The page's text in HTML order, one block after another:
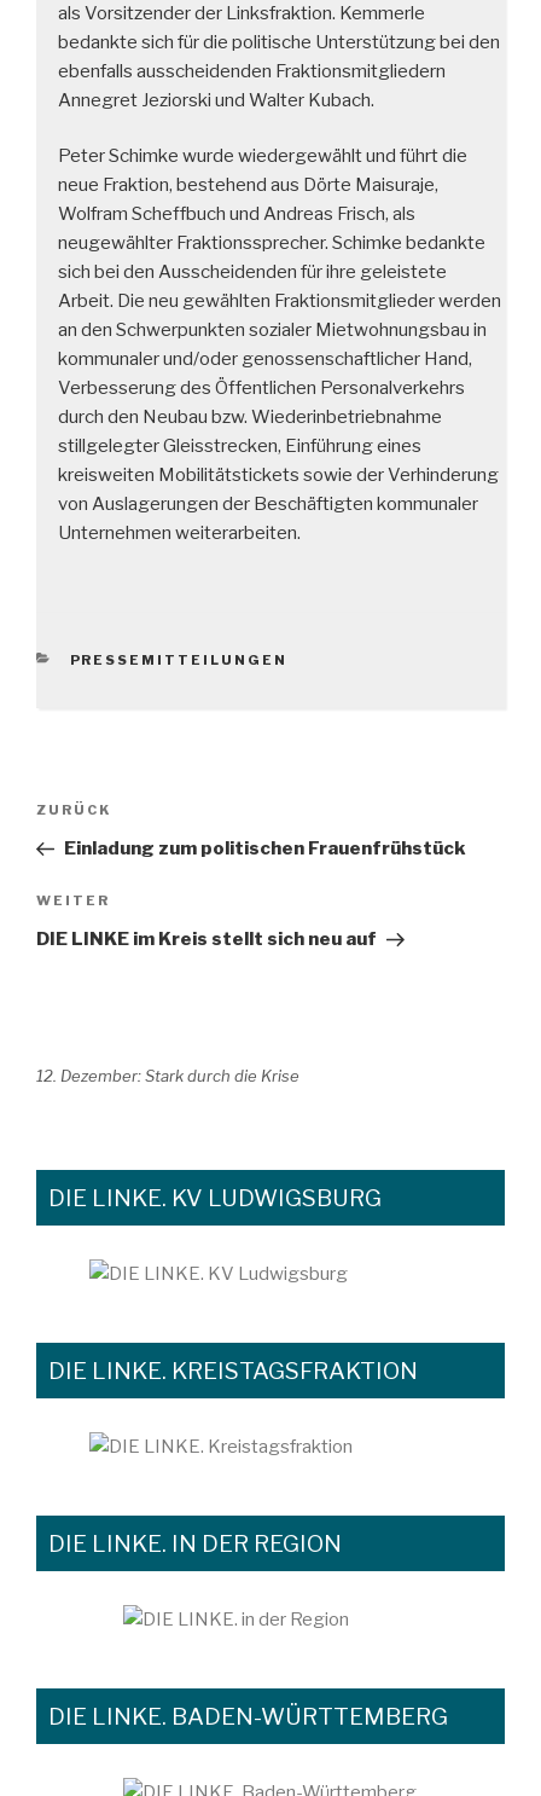
als Vorsitzender der Linksfraktion. Kemmerle
bedankte sich für die politische Unterstützung bei den
ebenfalls ausscheidenden Fraktionsmitgliedern
Annegret Jeziorski und Walter Kubach.
Peter Schimke wurde wiedergewählt und führt die
neue Fraktion, bestehend aus Dörte Maisuraje,
Wolfram Scheffbuch und Andreas Frisch, als
neugewählter Fraktionssprecher. Schimke bedankte
sich bei den Ausscheidenden für ihre geleistete
Arbeit. Die neu gewählten Fraktionsmitglieder werden
an den Schwerpunkten sozialer Mietwohnungsbau in
kommunaler und/oder genossenschaftlicher Hand,
Verbesserung des Öffentlichen Personalverkehrs
durch den Neubau bzw. Wiederinbetriebnahme
stillgelegter Gleisstrecken, Einführung eines
kreisweiten Mobilitätstickets sowie der Verhinderung
von Auslagerungen der Beschäftigten kommunaler
Unternehmen weiterarbeiten.
KATEGORIEN
PRESSEMITTEILUNGEN
Beitragsnavigation
Vorheriger
Beitrag
ZURÜCK
Einladung zum politischen Frauenfrühstück
Nächster
Beitrag
WEITER
DIE LINKE im Kreis stellt sich neu auf
12. Dezember: Stark durch die Krise
DIE LINKE. KV LUDWIGSBURG
DIE LINKE. KREISTAGSFRAKTION
DIE LINKE. IN DER REGION
DIE LINKE. BADEN-WÜRTTEMBERG